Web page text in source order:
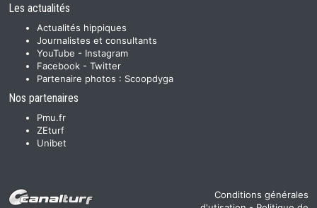
Les actualités
Actualités hippiques
Journalistes et consultants
YouTube - Instagram
Facebook - Twitter
Partenaire photos : Scoopdyga
Nos partenaires
Pmu.fr
ZEturf
Unibet
Conditions générales